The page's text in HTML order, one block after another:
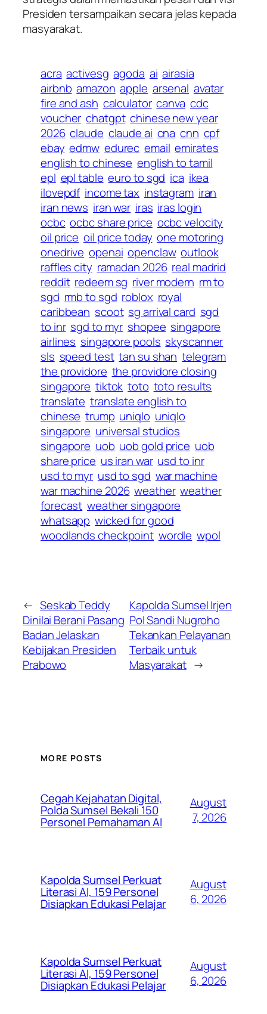
Presiden tersampaikan secara jelas kepada
masyarakat.
acra activesg agoda ai airasia
airbnb amazon apple arsenal avatar
fire and ash calculator canva cdc
voucher chatgpt chinese new year
2026 claude claude ai cna cnn cpf
ebay edmw edurec email emirates
english to chinese english to tamil
epl epl table euro to sgd ica ikea
ilovepdf income tax instagram iran
iran news iran war iras iras login
ocbc ocbc share price ocbc velocity
oil price oil price today one motoring
onedrive openai openclaw outlook
raffles city ramadan 2026 real madrid
reddit redeem sg river modern rm to
sgd rmb to sgd roblox royal
caribbean scoot sg arrival card sgd
to inr sgd to myr shopee singapore
airlines singapore pools skyscanner
sls speed test tan su shan telegram
the providore the providore closing
singapore tiktok toto toto results
translate translate english to
chinese trump uniqlo uniqlo
singapore universal studios
singapore uob uob gold price uob
share price us iran war usd to inr
usd to myr usd to sgd war machine
war machine 2026 weather weather
forecast weather singapore
whatsapp wicked for good
woodlands checkpoint wordle wpol
← Seskab Teddy
Dinilai Berani Pasang
Badan Jelaskan
Kebijakan Presiden
Prabowo
Kapolda Sumsel Irjen
Pol Sandi Nugroho
Tekankan Pelayanan
Terbaik untuk
Masyarakat →
MORE POSTS
Cegah Kejahatan Digital,
Polda Sumsel Bekali 150
Personel Pemahaman AI
August
7, 2026
Kapolda Sumsel Perkuat
Literasi AI, 159 Personel
Disiapkan Edukasi Pelajar
August
6, 2026
Kapolda Sumsel Perkuat
Literasi AI, 159 Personel
Disiapkan Edukasi Pelajar
August
6, 2026